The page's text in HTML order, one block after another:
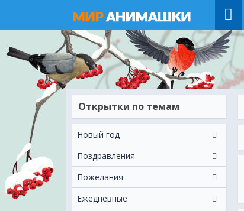
Открытки по темам
Новый год
Поздравления
Пожелания
Ежeдневные